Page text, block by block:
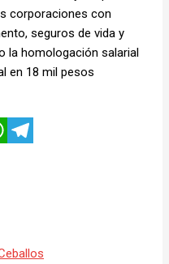
corporaciones con
seguros de vida y
la homologación salarial
en 18 mil pesos